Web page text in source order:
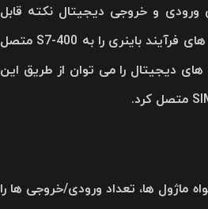
ورودی و خروجی دیجیتال نکته قابل
توجه این است که سیگنال های فرآیند باینری را به S7-400 متصل
دیجیتال را می توان از طریق این
ماژول ها، تعداد ورودی/خروجی ها را